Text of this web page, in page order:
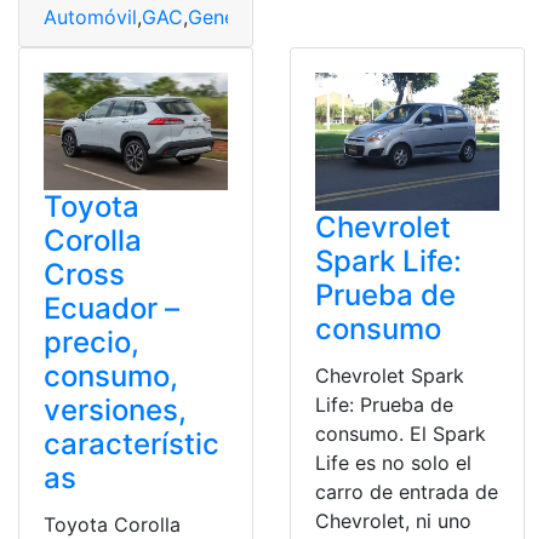
Automóvil,GAC,Generación
Toyota
Corolla
Cross
Ecuador –
precio,
consumo,
versiones,
característic
as
Toyota Corolla
Chevrolet
Spark Life:
Prueba de
consumo
Chevrolet Spark
Life: Prueba de
consumo. El Spark
Life es no solo el
carro de entrada de
Chevrolet, ni uno